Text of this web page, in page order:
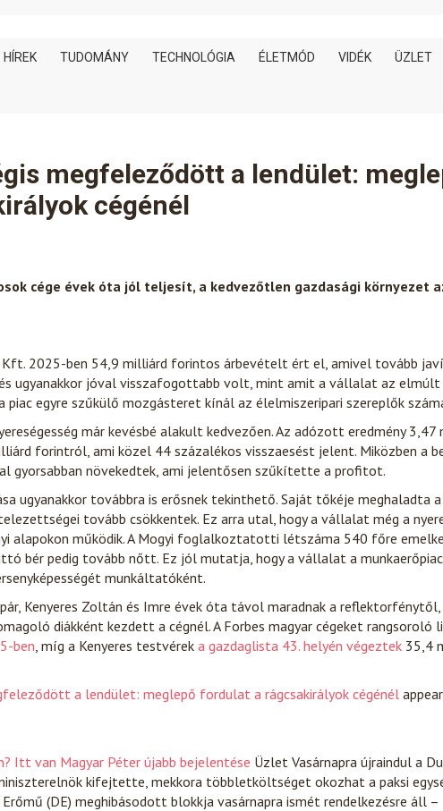
HÍREK TUDOMÁNY TECHNOLÓGIA ÉLETMÓD VIDÉK ÜZLET
megfeleződött a lendület:
cégénél
cége évek óta jól teljesít, a kedvezőtlen gazdasági környezet
Kft. 2025-ben 54,9 milliárd forintos árbevételt ért el, amivel tovább
ugyanakkor jóval visszafogottabb volt, mint amit a vállalat az elmúlt
egyre szűkülő mozgásteret kínál az élelmiszeripari szereplők
már kevésbé alakult kedvezően. Az adózott eredmény 3,47
forintról, ami közel 44 százalékos visszaesést jelent. Miközben a
gyorsabban növekedtek, ami jelentősen szűkítette a profitot.
ugyanakkor továbbra is erősnek tekinthető. Saját tőkéje meghaladta
tovább csökkentek. Ez arra utal, hogy a vállalat még a
alapokon működik. A Mogyi foglalkoztatotti létszáma 540 főre
bér pedig tovább nőtt. Ez jól mutatja, hogy a vállalat a
munkáltatóként.
Kenyeres Zoltán és Imre évek óta távol maradnak a reflektorfénytől,
diákként kezdett a cégnél. A Forbes magyar cégeket rangsoroló
ben, míg a Kenyeres testvérek a gazdaglista 43. helyén végeztek 35,4
a lendület: meglepő fordulat a rágcsakirályok cégénél
Itt van Magyar Péter újabb bejelentése Üzlet Vasárnapra újraindul a
kifejtette, mekkora többletköltséget okozhat a paksi
(DE) meghibásodott blokkja vasárnapra ismét rendelkezésre áll –